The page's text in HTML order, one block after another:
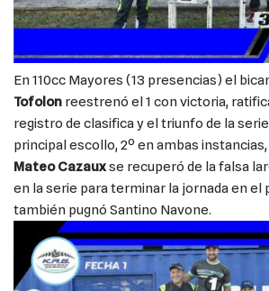
En 110cc Mayores (13 presencias) el
Tofolon reestrenó el 1 con victoria,
registro de clasifica y el triunfo de la
principal escollo, 2º en ambas
Mateo Cazauxse recuperó de la falsa
en la serie para terminar la jornada en el
también pugnó Santino Navone.